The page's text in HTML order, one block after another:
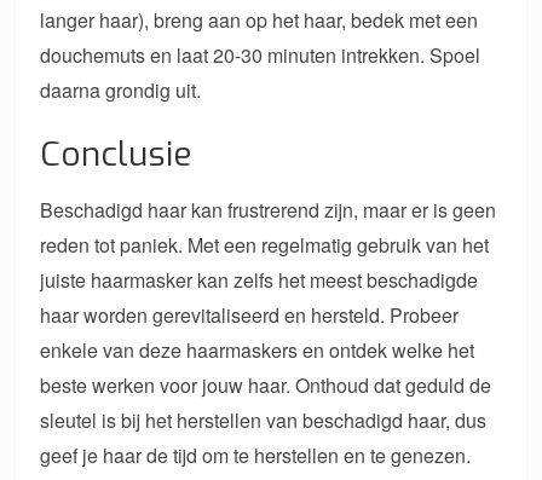
langer haar), breng aan op het haar, bedek met een
douchemuts en laat 20-30 minuten intrekken. Spoel
daarna grondig uit.
Conclusie
Beschadigd haar kan frustrerend zijn, maar er is geen
reden tot paniek. Met een regelmatig gebruik van het
juiste haarmasker kan zelfs het meest beschadigde
haar worden gerevitaliseerd en hersteld. Probeer
enkele van deze haarmaskers en ontdek welke het
beste werken voor jouw haar. Onthoud dat geduld de
sleutel is bij het herstellen van beschadigd haar, dus
geef je haar de tijd om te herstellen en te genezen.